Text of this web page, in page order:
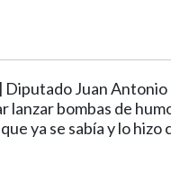
Juan Antonio
bombas de
ya se sabía y lo hizo